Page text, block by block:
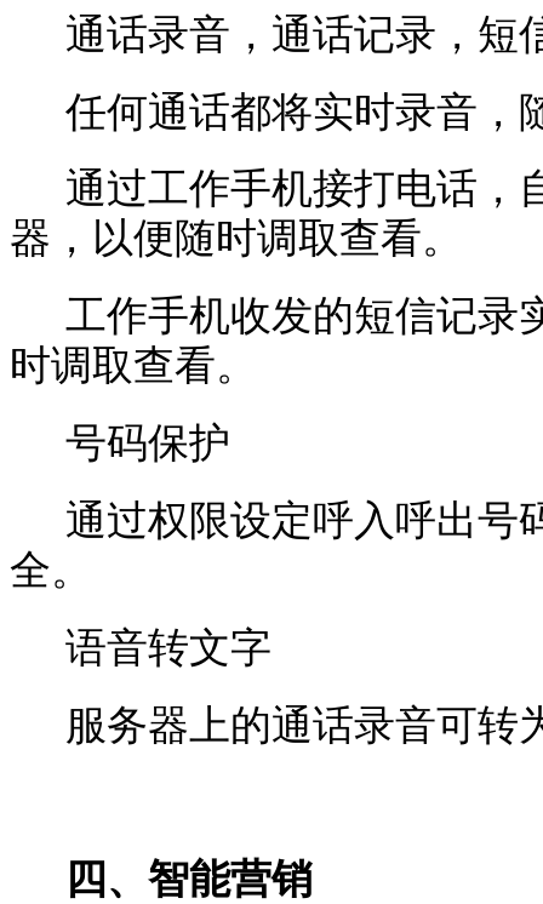
通话录音，通话记录，短
任何通话都将实时录音，
通过工作手机接打电话，
器，以便随时调取查看。
工作手机收发的短信记录
时调取查看。
号码保护
通过权限设定呼入呼出号
全。
语音转文字
服务器上的通话录音可转
四、智能营销